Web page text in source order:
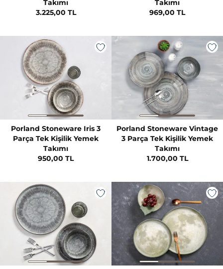
Takımı
3.225,00 TL
Takımı
969,00 TL
Porland Stoneware Iris 3
Parça Tek Kişilik Yemek
Takımı
950,00 TL
Porland Stoneware Vintage
3 Parça Tek Kişilik Yemek
Takımı
1.700,00 TL